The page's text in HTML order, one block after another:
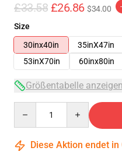
£33.58 £26.86 $34.00
Size
30inx40in
35inX47in
53inX70in
60inx80in
Größentabelle anzeigen
Diese Aktion endet in